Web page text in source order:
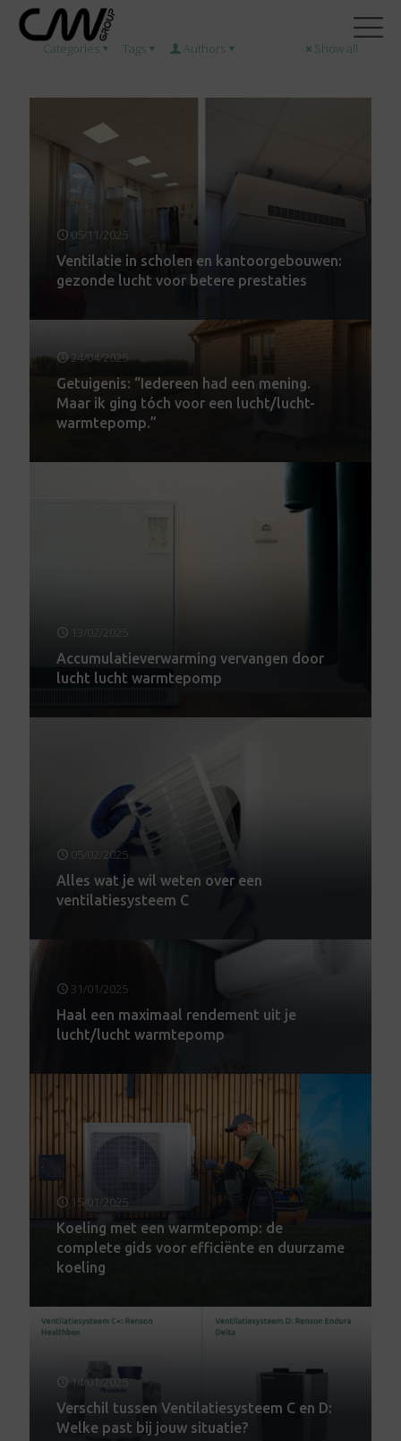
Categories Tags Authors Show all
05/11/2025
Ventilatie in scholen en kantoorgebouwen:
gezonde lucht voor betere prestaties
24/04/2025
Getuigenis: “Iedereen had een mening.
Maar ik ging tóch voor een lucht/lucht-
warmtepomp.”
13/02/2025
Accumulatieverwarming vervangen door
lucht lucht warmtepomp
05/02/2025
Alles wat je wil weten over een
ventilatiesysteem C
31/01/2025
Haal een maximaal rendement uit je
lucht/lucht warmtepomp
15/01/2025
Koeling met een warmtepomp: de
complete gids voor efficiënte en duurzame
koeling
14/01/2025
Verschil tussen Ventilatiesysteem C en D:
Welke past bij jouw situatie?